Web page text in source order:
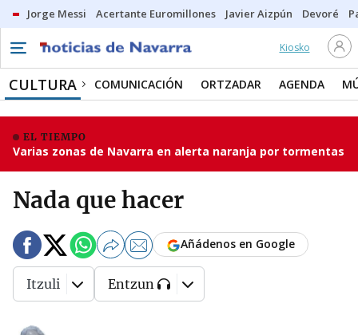
Jorge Messi Acertante Euromillones Javier Aizpún Devoré
Kiosko
CULTURA COMUNICACIÓN ORTZADAR AGENDA
EL TIEMPO
Varias zonas de Navarra en alerta naranja por tormentas
Nada que hacer
Añádenos en Google
Itzuli Entzun